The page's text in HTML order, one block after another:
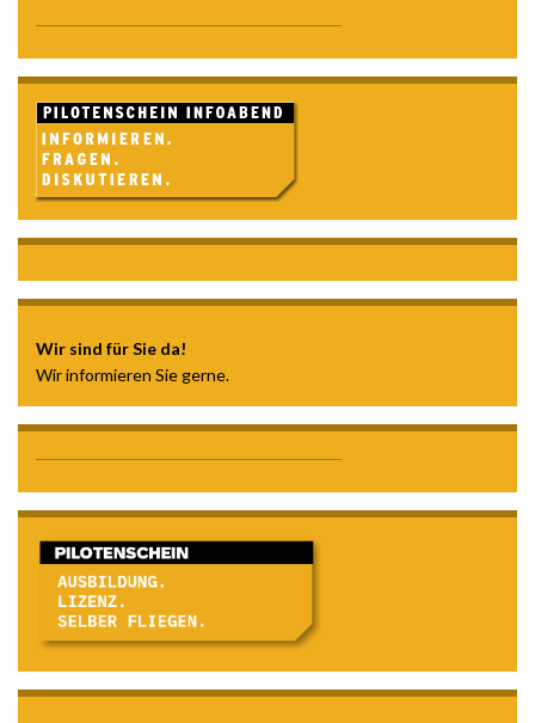
Wir sind für Sie da!
Wir informieren Sie gerne.